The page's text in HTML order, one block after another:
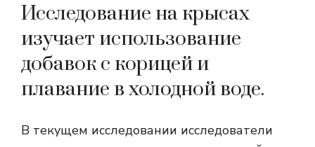
Исследование на крысах
изучает использование
добавок с корицей и
плавание в холодной воде.
В текущем исследовании исследователи